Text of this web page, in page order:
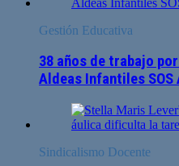
Gestión Educativa
38 años de trabajo
Aldeas Infantiles SOS
Sindicalismo Docente